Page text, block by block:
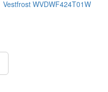
Vestfrost WVDWF424T01W